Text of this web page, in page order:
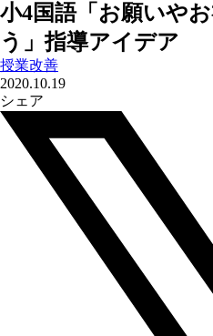
小4国語「お願いや
う」指導アイデア
授業改善
2020.10.19
シェア